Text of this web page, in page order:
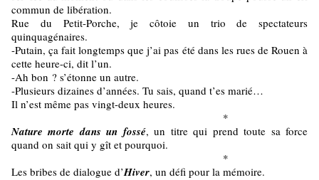
commun de libération.
Rue du Petit-Porche, je côtoie un trio de spectateurs
quinquagénaires.
-Putain, ça fait longtemps que j’ai pas été dans les rues de Rouen à
cette heure-ci, dit l’un.
-Ah bon ? s’étonne un autre.
-Plusieurs dizaines d’années. Tu sais, quand t’es marié…
Il n’est même pas vingt-deux heures.
*
Nature morte dans un fossé, un titre qui prend toute sa force
quand on sait qui y gît et pourquoi.
*
Les bribes de dialogue d’Hiver, un défi pour la mémoire.